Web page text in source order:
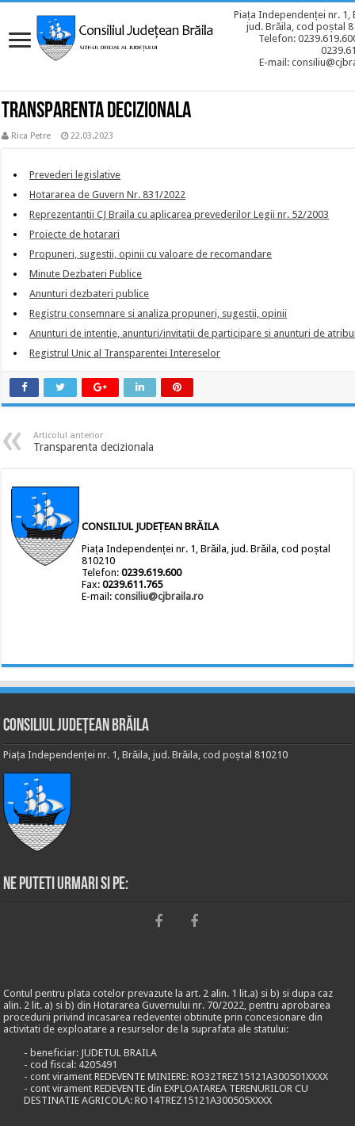
Piața Independenței nr. 1,
jud. Brăila, cod poștal
Telefon:
E-mail:
Transparenta decizionala
Rica Petre 22.03.2023
Prevederi legislative
Hotararea de Guvern Nr. 831/2022
Reprezentantii CJ Braila cu aplicarea prevederilor Legii nr. 52/2003
Proiecte de hotarari
Propuneri, sugestii, opinii cu valoare de recomandare
Minute Dezbateri Publice
Anunturi dezbateri publice
Registru consemnare si analiza propuneri, sugestii, opinii
Anunturi de intentie, anunturi/invitatii de participare si anunturi de
Registrul Unic al Transparentei Intereselor
Articolul anterior
Transparenta decizionala
CONSILIUL JUDEȚEAN BRĂILA
Piața Independenței nr. 1, Brăila, jud. Brăila, cod poștal
810210
Telefon:0239.619.600
Fax:0239.611.765
E-mail:consiliu@cjbraila.ro
Consiliul Județean Brăila
Piața Independenței nr. 1, Brăila, jud. Brăila, cod poștal 810210
Ne puteti urmari si pe:
Contul pentru plata cotelor prevazute la art. 2 alin. 1 lit.a) si b) si dupa caz
alin. 2 lit. a) si b) din Hotararea Guvernului nr. 70/2022, pentru aprobarea
procedurii privind incasarea redeventei obtinute prin concesionare din
activitati de exploatare a resurselor de la suprafata ale statului:
- beneficiar: JUDETUL BRAILA
- cod fiscal: 4205491
- cont virament REDEVENTE MINIERE: RO32TREZ15121A300501XXXX
- cont virament REDEVENTE din EXPLOATAREA TERENURILOR CU
DESTINATIE AGRICOLA: RO14TREZ15121A300505XXXX